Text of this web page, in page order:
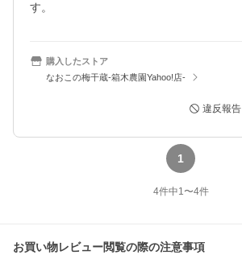
す。
購入したストア
なおこの梅干蔵-箱木農園Yahoo!店-
違反報告
1
4件中1〜4件
お買い物レビュー閲覧の際の注意事項